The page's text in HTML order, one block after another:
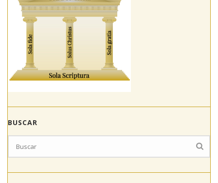
BUSCAR